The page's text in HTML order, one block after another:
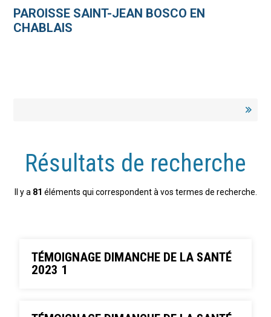
contenu.
personnelsPAROISSE SAINT-JEAN BOSCO EN
CHABLAIS
Résultats de recherche
Il y a 81 éléments qui correspondent à vos termes de recherche.
TÉMOIGNAGE DIMANCHE DE LA SANTÉ
2023 1